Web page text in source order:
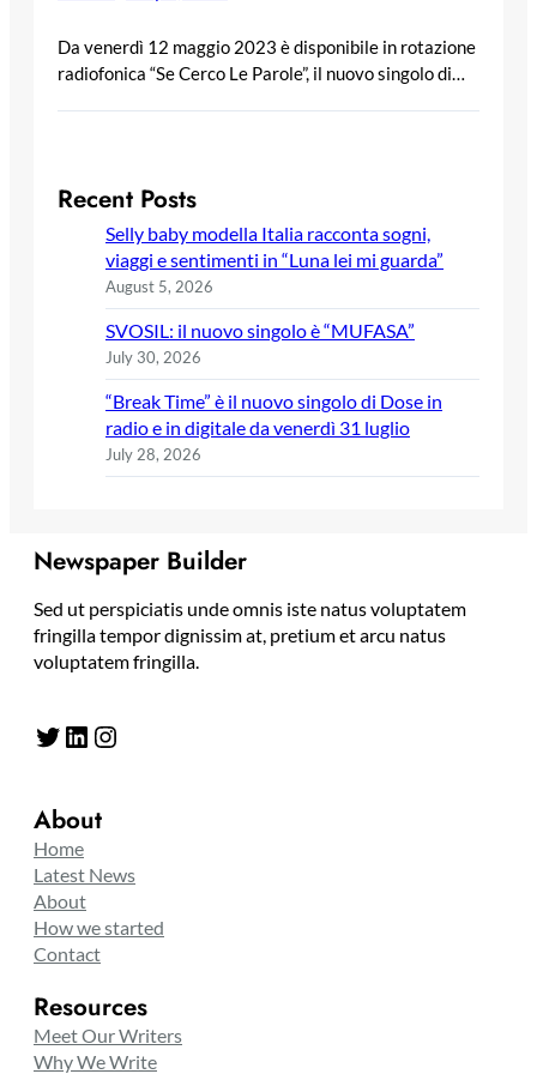
Da venerdì 12 maggio 2023 è disponibile in rotazione
radiofonica “Se Cerco Le Parole”, il nuovo singolo di…
Recent Posts
Selly baby modella Italia racconta sogni,
viaggi e sentimenti in “Luna lei mi guarda”
August 5, 2026
SVOSIL: il nuovo singolo è “MUFASA”
July 30, 2026
“Break Time” è il nuovo singolo di Dose in
radio e in digitale da venerdì 31 luglio
July 28, 2026
Newspaper Builder
Sed ut perspiciatis unde omnis iste natus voluptatem
fringilla tempor dignissim at, pretium et arcu natus
voluptatem fringilla.
Twitter LinkedIn Instagram
About
Home
Latest News
About
How we started
Contact
Resources
Meet Our Writers
Why We Write